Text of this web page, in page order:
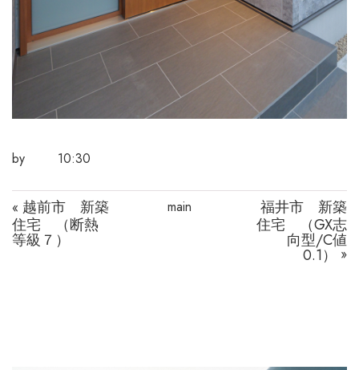
by 10:30
« 越前市 新築
住宅 （断熱
等級７）
main 福井市 新築
住宅 （GX志
向型/C値
0.1）
»